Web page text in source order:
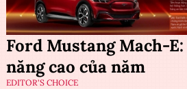
Ford Mustang Mach-
năng cao của năm
EDITOR'S CHOICE